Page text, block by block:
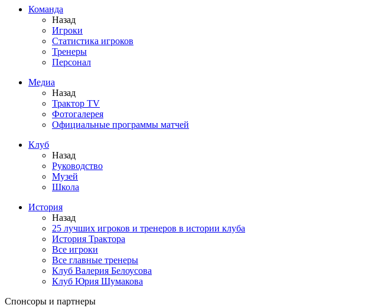
Команда
Назад
Игроки
Статистика игроков
Тренеры
Персонал
Медиа
Назад
Трактор TV
Фотогалерея
Официальные программы матчей
Клуб
Назад
Руководство
Музей
Школа
История
Назад
25 лучших игроков и тренеров в истории клуба
История Трактора
Все игроки
Все главные тренеры
Клуб Валерия Белоусова
Клуб Юрия Шумакова
Спонсоры и партнеры